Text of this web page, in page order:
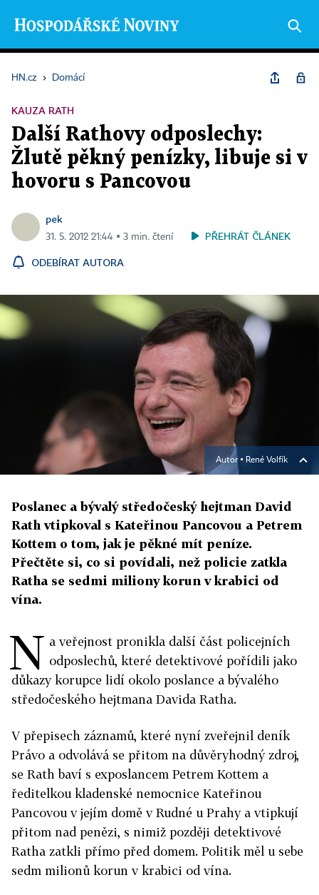
HN.cz › Domácí
KAUZA RATH
Další Rathovy odposlechy:
Žlutě pěkný penízky, libuje si v
hovoru s Pancovou
pek
31. 5. 2012 21:44 ▪ 3 min. čtení PŘEHRÁT ČLÁNEK
ODEBÍRAT AUTORA
Autor ▪ René Volfík
Poslanec a bývalý středočeský hejtman David
Rath vtipkoval s Kateřinou Pancovou a Petrem
Kottem o tom, jak je pěkné mít peníze.
Přečtěte si, co si povídali, než policie zatkla
Ratha se sedmi miliony korun v krabici od
vína.
N a veřejnost pronikla další část policejních
odposlechů, které detektivové pořídili jako
důkazy korupce lidí okolo poslance a bývalého
středočeského hejtmana Davida Ratha.
V přepisech záznamů, které nyní zveřejnil deník
Právo a odvolává se přitom na důvěryhodný zdroj,
se Rath baví s exposlancem Petrem Kottem a
ředitelkou kladenské nemocnice Kateřinou
Pancovou v jejím domě v Rudné u Prahy a vtipkují
přitom nad penězi, s nimiž později detektivové
Ratha zatkli přímo před domem. Politik měl u sebe
sedm milionů korun v krabici od vína.